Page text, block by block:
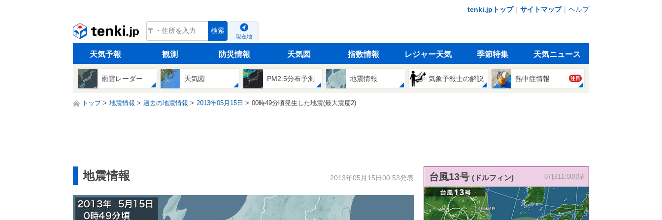
tenki.jpトップ｜ サイトマップ｜ ヘルプ
tenki.jp 検索
現在地
天気予報 観測 防災情報 天気図 指数情報 レジャー天気 季節特集 天気ニュース
雨雲レーダー 天気図 PM2.5分布予測 地震情報 気象予報士の解説 熱中症情報 注目
トップ 地震情報 過去の地震情報 2013年05月15日 00時49分頃発生した地震(最大震度2)
地震情報 2013年05月15日00:53発表 台風13号 (ドルフィン) 07日11:00現在